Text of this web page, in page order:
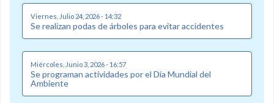
Viernes, Julio 24, 2026 - 14:32
Se realizan podas de árboles para evitar accidentes
Miércoles, Junio 3, 2026 - 16:57
Se programan actividades por el Día Mundial del
Ambiente